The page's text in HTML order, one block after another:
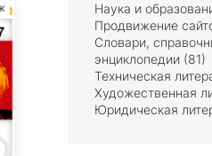
Наука и
Продвижение
Словари,
энциклопедии (81)
Техническая
Художественная
Юридическая